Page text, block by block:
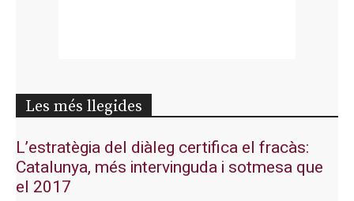
Les més llegides
L’estratègia del diàleg certifica el fracàs:
Catalunya, més intervinguda i sotmesa que
el 2017